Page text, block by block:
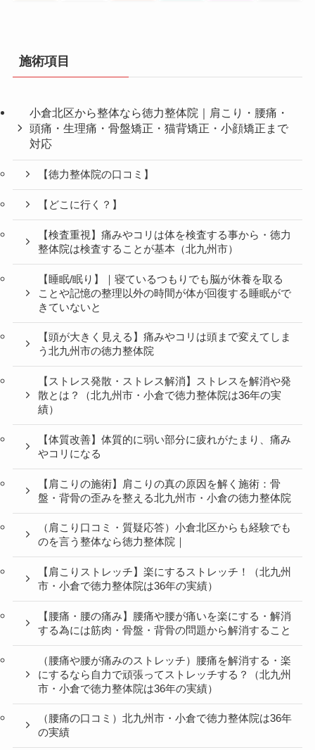
施術項目
小倉北区から整体なら徳力整体院｜肩こり・腰痛・
頭痛・生理痛・骨盤矯正・猫背矯正・小顔矯正まで
対応
【徳力整体院の口コミ】
【どこに行く？】
【検査重視】痛みやコリは体を検査する事から・徳力
整体院は検査することが基本（北九州市）
【睡眠/眠り】｜寝ているつもりでも脳が休養を取る
ことや記憶の整理以外の時間が体が回復する睡眠がで
きていないと
【頭が大きく見える】痛みやコリは頭まで変えてしま
う北九州市の徳力整体院
【ストレス発散・ストレス解消】ストレスを解消や発
散とは？（北九州市・小倉で徳力整体院は36年の実
績）
【体質改善】体質的に弱い部分に疲れがたまり、痛み
やコリになる
【肩こりの施術】肩こりの真の原因を解く施術：骨
盤・背骨の歪みを整える北九州市・小倉の徳力整体院
（肩こり口コミ・質疑応答）小倉北区からも経験でも
のを言う整体なら徳力整体院｜
【肩こりストレッチ】楽にするストレッチ！（北九州
市・小倉で徳力整体院は36年の実績）
【腰痛・腰の痛み】腰痛や腰が痛いを楽にする・解消
する為には筋肉・骨盤・背骨の問題から解消すること
（腰痛や腰が痛みのストレッチ）腰痛を解消する・楽
にするなら自力で頑張ってストレッチする？（北九州
市・小倉で徳力整体院は36年の実績）
（腰痛の口コミ）北九州市・小倉で徳力整体院は36年
の実績